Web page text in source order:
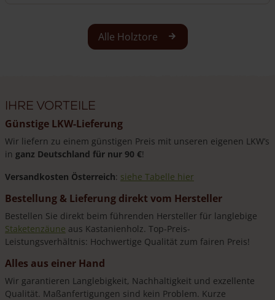
Alle Holztore
Ihre Vorteile
Günstige LKW-Lieferung
Wir liefern zu einem günstigen Preis mit unseren eigenen LKW’s
in ganz Deutschland für nur 90 €!
Versandkosten Österreich: siehe Tabelle hier
Bestellung & Lieferung direkt vom Hersteller
Bestellen Sie direkt beim führenden Hersteller für langlebige
Staketenzäune aus Kastanienholz. Top-Preis-
Leistungsverhältnis: Hochwertige Qualität zum fairen Preis!
Alles aus einer Hand
Wir garantieren Langlebigkeit, Nachhaltigkeit und exzellente
Qualität. Maßanfertigungen sind kein Problem. Kurze